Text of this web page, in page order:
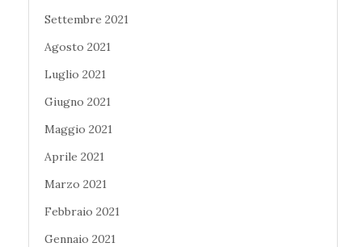
Settembre 2021
Agosto 2021
Luglio 2021
Giugno 2021
Maggio 2021
Aprile 2021
Marzo 2021
Febbraio 2021
Gennaio 2021